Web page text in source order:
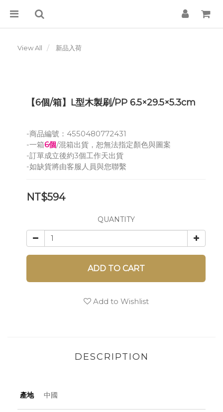
View All 新品入荷
【6個/箱】L型木製刷/PP 6.5×29.5×5.3cm
-商品編號：4550480772431
-一箱6個/混箱出貨，恕無法指定顏色與圖案
-訂單成立後約3個工作天出貨
-如缺貨將由客服人員與您聯繫
NT$594
QUANTITY
ADD TO CART
Add to Wishlist
DESCRIPTION
產地 中國